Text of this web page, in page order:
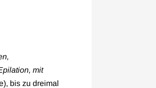
mit
bis zu dreimal